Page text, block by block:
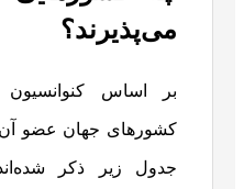
می‌پذیرند؟
بر اساس
کشورهای جهان عضو آن
جدول زیر ذکر